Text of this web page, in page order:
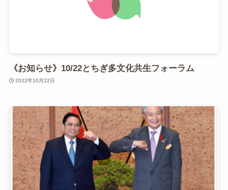
《お知らせ》10/22とちぎ多文化共生フォーラム
2022年10月22日